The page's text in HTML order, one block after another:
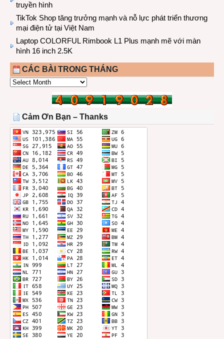
truyền hình
TikTok Shop tăng trưởng mạnh và nỗ lực phát triển thương
mại điện tử tại Việt Nam
Laptop COLORFUL Rimbook L1 Plus mạnh mẽ với màn
hình 16 inch 2.5K
CÁC BÀI TRONG THÁNG
CÁC
THÁNG
Cảm Ơn Bạn – Thanks